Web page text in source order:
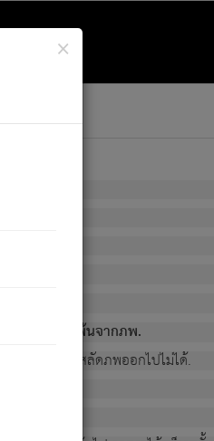
×
นั้น
น มิใช่ผู้หลดพ้นจากภพ.
ปวงนั้น ก็ยังสลัดภพออกไปไม่ได้.